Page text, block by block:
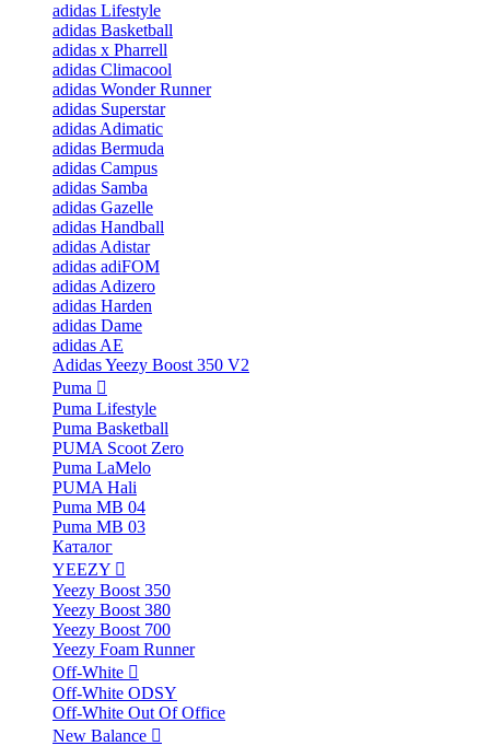
adidas Lifestyle
adidas Basketball
adidas x Pharrell
adidas Climacool
adidas Wonder Runner
adidas Superstar
adidas Adimatic
adidas Bermuda
adidas Campus
adidas Samba
adidas Gazelle
adidas Handball
adidas Adistar
adidas adiFOM
adidas Adizero
adidas Harden
adidas Dame
adidas AE
Adidas Yeezy Boost 350 V2
Puma
Puma Lifestyle
Puma Basketball
PUMA Scoot Zero
Puma LaMelo
PUMA Hali
Puma MB 04
Puma MB 03
Каталог
YEEZY
Yeezy Boost 350
Yeezy Boost 380
Yeezy Boost 700
Yeezy Foam Runner
Off-White
Off-White ODSY
Off-White Out Of Office
New Balance